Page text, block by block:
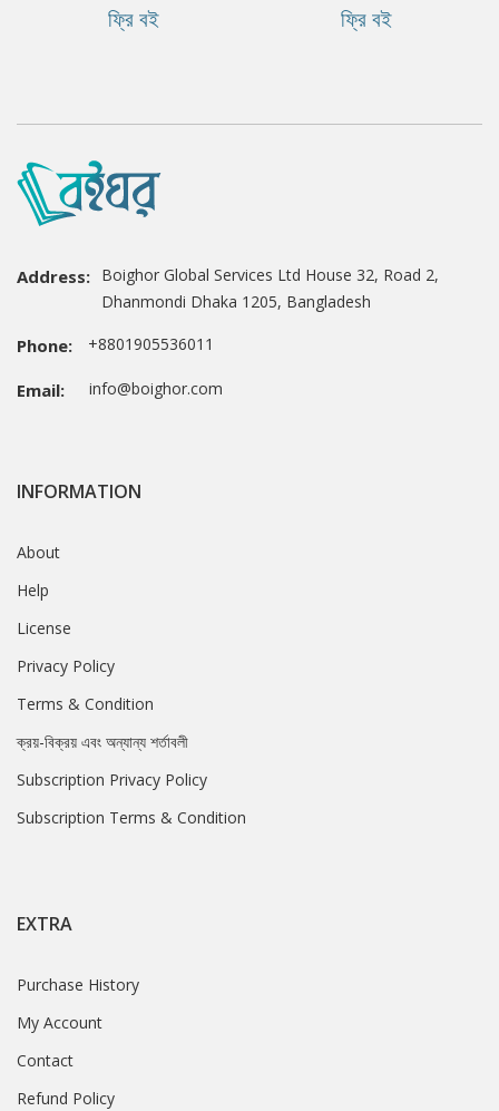
ফ্রি বই ফ্রি বই
Address: Boighor Global Services Ltd House 32, Road 2,
Dhanmondi Dhaka 1205, Bangladesh
Phone: +8801905536011
Email: info@boighor.com
INFORMATION
About
Help
License
Privacy Policy
Terms & Condition
ক্রয়-বিক্রয় এবং অন্যান্য শর্তাবলী
Subscription Privacy Policy
Subscription Terms & Condition
EXTRA
Purchase History
My Account
Contact
Refund Policy